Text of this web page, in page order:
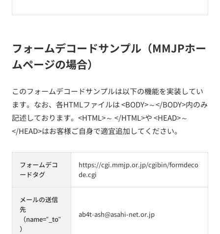
フォームデコードサンプル（MMJPホー
ムページの場合）
このフォームデコードサンプルは以下の機能を実装してい
ます。なお、各HTMLファイルは <BODY>～</BODY>内のみ
記述しております。<HTML>～ </HTML>や <HEAD>～
</HEAD>はお客様ご自身で適宜追加してください。
フォームデコ
ードタグ
https://cgi.mmjp.or.jp/cgibin/formdeco
de.cgi
メールの送信
先
（name="_to"
）
ab4t-ash@asahi-net.or.jp